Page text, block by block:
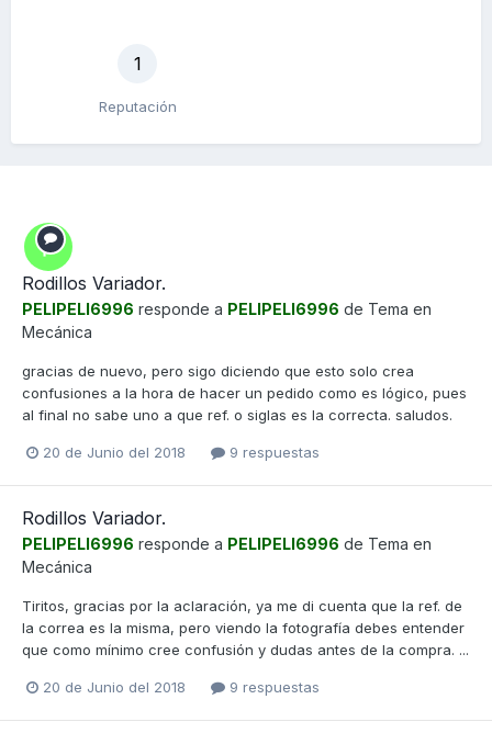
1
Reputación
Rodillos Variador.
PELIPELI6996 responde a PELIPELI6996 de Tema en
Mecánica
gracias de nuevo, pero sigo diciendo que esto solo crea
confusiones a la hora de hacer un pedido como es lógico, pues
al final no sabe uno a que ref. o siglas es la correcta. saludos.
20 de Junio del 2018 9 respuestas
Rodillos Variador.
PELIPELI6996 responde a PELIPELI6996 de Tema en
Mecánica
Tiritos, gracias por la aclaración, ya me di cuenta que la ref. de
la correa es la misma, pero viendo la fotografía debes entender
que como mínimo cree confusión y dudas antes de la compra. ...
20 de Junio del 2018 9 respuestas